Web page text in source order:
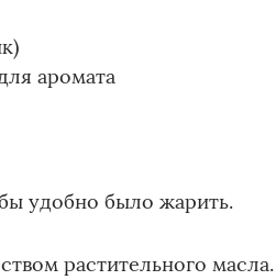
аромата
удобно было жарить.
растительного масла.